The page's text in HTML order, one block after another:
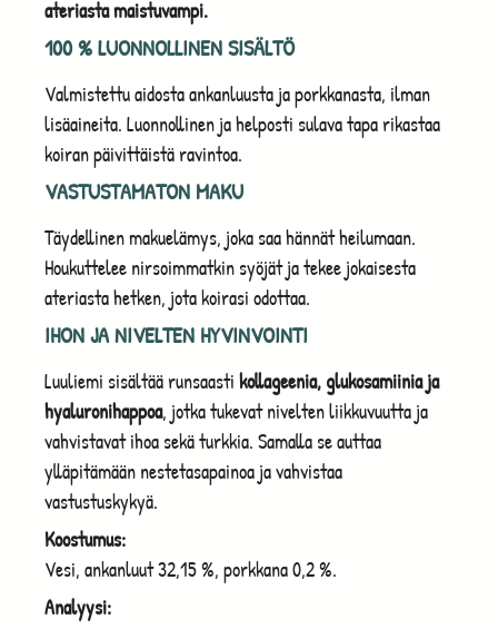
ateriasta maistuvampi.
100 % LUONNOLLINEN SISÄLTÖ
Valmistettu aidosta ankanluusta ja porkkanasta, ilman
lisäaineita. Luonnollinen ja helposti sulava tapa rikastaa
koiran päivittäistä ravintoa.
VASTUSTAMATON MAKU
Täydellinen makuelämys, joka saa hännät heilumaan.
Houkuttelee nirsoimmatkin syöjät ja tekee jokaisesta
ateriasta hetken, jota koirasi odottaa.
IHON JA NIVELTEN HYVINVOINTI
Luuliemi sisältää runsaasti kollageenia, glukosamiinia ja
hyaluronihappoa, jotka tukevat nivelten liikkuvuutta ja
vahvistavat ihoa sekä turkkia. Samalla se auttaa
ylläpitämään nestetasapainoa ja vahvistaa
vastustuskykyä.
Koostumus:
Vesi, ankanluut 32,15 %, porkkana 0,2 %.
Analyysi: